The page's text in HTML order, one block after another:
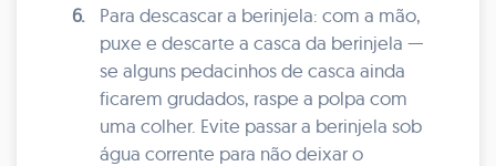
6.
Para descascar a berinjela: com a mão,
puxe e descarte a casca da berinjela —
se alguns pedacinhos de casca ainda
ficarem grudados, raspe a polpa com
uma colher. Evite passar a berinjela sob
água corrente para não deixar o